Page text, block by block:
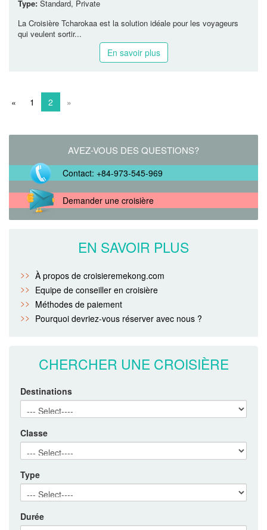
La Croisière Tcharokaa est la solution idéale pour les voyageurs
qui veulent sortir...
En savoir plus
« 1 2 »
AVEZ-VOUS DES QUESTIONS?
Contact: +84-973-545-969
Demander une croisière
EN SAVOIR PLUS
À propos de croisieremekong.com
Equipe de conseiller en croisière
Méthodes de paiement
Pourquoi devriez-vous réserver avec nous ?
CHERCHER UNE CROISIÈRE
Destinations
Classe
Type
Durée